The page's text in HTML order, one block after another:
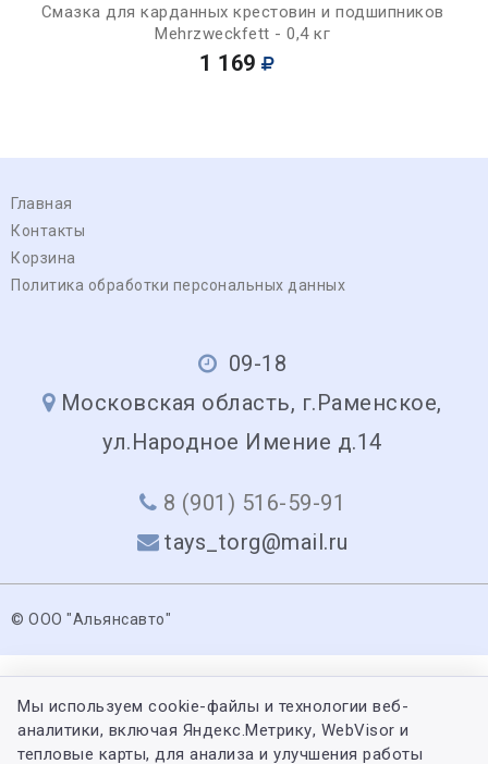
Смазка для карданных крестовин и подшипников
Mehrzweckfett - 0,4 кг
1 169
Главная
Контакты
Корзина
Политика обработки персональных данных
09-18
Московская область, г.Раменское,
ул.Народное Имение д.14
8 (901) 516-59-91
tays_torg@mail.ru
© ООО "Альянсавто"
Мы используем cookie-файлы и технологии веб-
аналитики, включая Яндекс.Метрику, WebVisor и
тепловые карты, для анализа и улучшения работы